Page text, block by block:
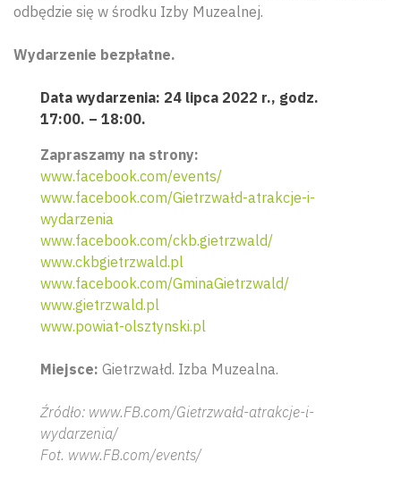
odbędzie się w środku Izby Muzealnej.
Wydarzenie bezpłatne.
Data wydarzenia: 24 lipca 2022 r., godz.
17:00. – 18:00.
Zapraszamy na strony:
www.facebook.com/events/
www.facebook.com/Gietrzwałd-atrakcje-i-
wydarzenia
www.facebook.com/ckb.gietrzwald/
www.ckbgietrzwald.pl
www.facebook.com/GminaGietrzwald/
www.gietrzwald.pl
www.powiat-olsztynski.pl
Miejsce: Gietrzwałd. Izba Muzealna.
Źródło: www.FB.com/Gietrzwałd-atrakcje-i-
wydarzenia/
Fot. www.FB.com/events/